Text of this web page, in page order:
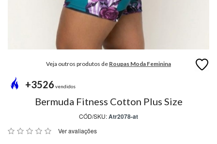
MODA
PRAIA
BLUSAS
Veja outros produtos de Roupas Moda Feminina
+3526 vendidos
Bermuda Fitness Cotton Plus Size
CÓD/SKU:Atr2078-at
Ver avaliações